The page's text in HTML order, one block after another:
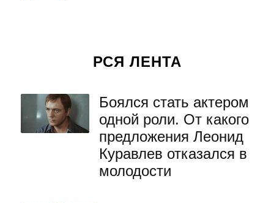
РСЯ ЛЕНТА
Боялся стать актером
одной роли. От какого
предложения Леонид
Куравлев отказался в
молодости